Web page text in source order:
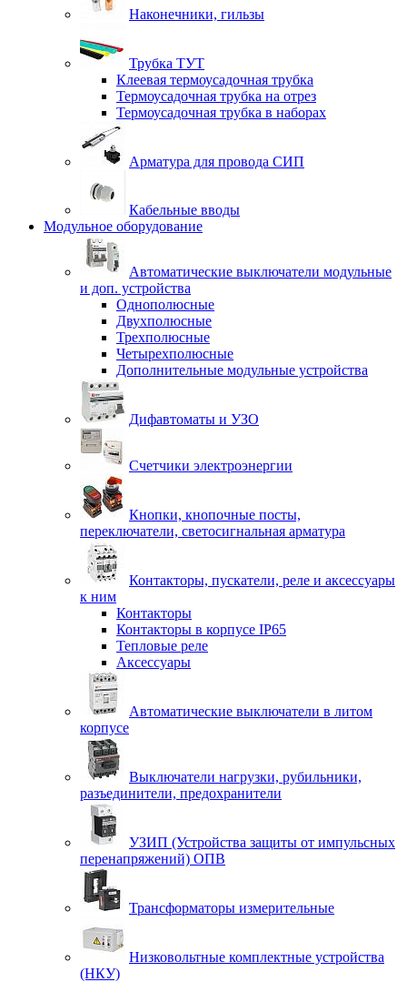
Наконечники, гильзы
Трубка ТУТ
Клеевая термоусадочная трубка
Термоусадочная трубка на отрез
Термоусадочная трубка в наборах
Арматура для провода СИП
Кабельные вводы
Модульное оборудование
Автоматические выключатели модульные
и доп. устройства
Однополюсные
Двухполюсные
Трехполюсные
Четырехполюсные
Дополнительные модульные устройства
Дифавтоматы и УЗО
Счетчики электроэнергии
Кнопки, кнопочные посты,
переключатели, светосигнальная арматура
Контакторы, пускатели, реле и аксессуары
к ним
Контакторы
Контакторы в корпусе IP65
Тепловые реле
Аксессуары
Автоматические выключатели в литом
корпусе
Выключатели нагрузки, рубильники,
разъединители, предохранители
УЗИП (Устройства защиты от импульсных
перенапряжений) ОПВ
Трансформаторы измерительные
Низковольтные комплектные устройства
(НКУ)